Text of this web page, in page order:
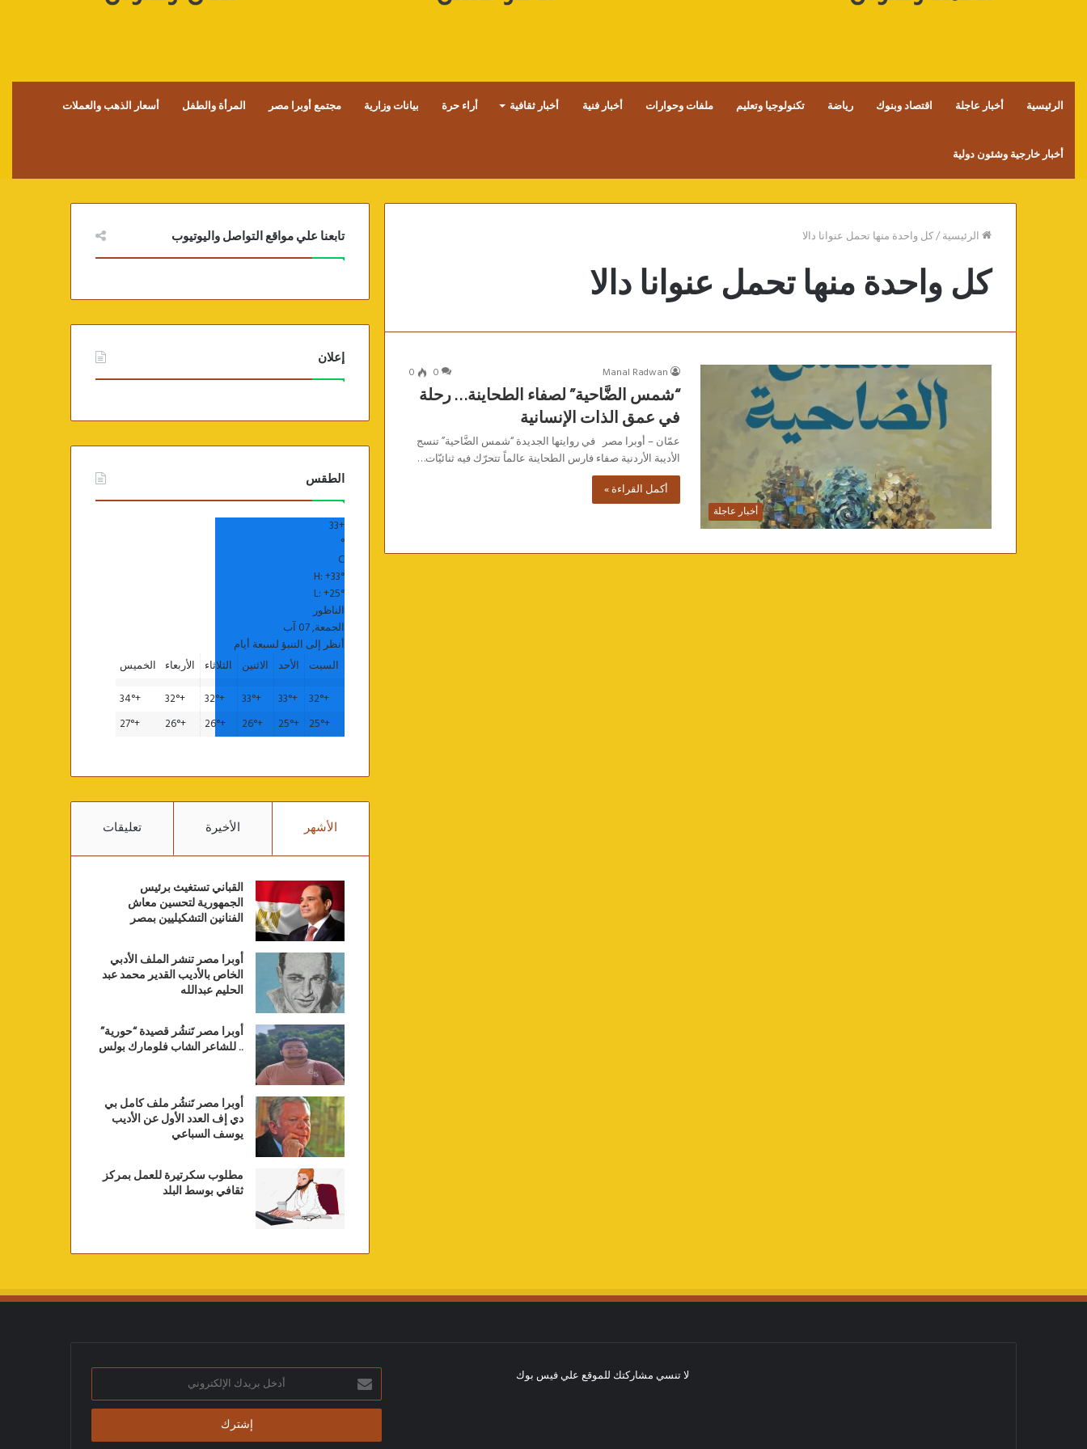
الرئيسية أخبار عاجلة اقتصاد وبنوك رياضة تكنولوجيا وتعليم ملفات وحوارات أخبار فنية أخبار ثقافية أراء حرة بيانات وزارية مجتمع أوبرا مصر المرأة والطفل أسعار الذهب والعملات
أخبار خارجية وشئون دولية
الرئيسية/كل واحدة منها تحمل عنوانا دالا
كل واحدة منها تحمل عنوانا دالا
أخبار عاجلة
Manal Radwan
0
0
“شمس الضَّاحية” لصفاء الطحاينة… رحلة
في عمق الذات الإنسانية
عمّان – أوبرا مصر في روايتها الجديدة “شمس الضَّاحية” تنسج
الأديبة الأردنية صفاء فارس الطحاينة عالماً تتحرّك فيه ثنائيّات…
أكمل القراءة »
تابعنا علي مواقع التواصل واليوتيوب
إعلان
الطقس
+
33
°
C
H:+33°
L:+25°
الناظور
الجمعة, 07 آب
أنظر إلى التنبؤ لسبعة أيام
السبت
الأحد الاثنين الثلاثاء الأربعاء
الخميس
+
32°
+
33°
+
33°
+
32°
+
32°
+
34°
+
25°
+
25°
+
26°
+
26°
+
26°
+
27°
الأشهر الأخيرة تعليقات
القباني تستغيث برئيس
الجمهورية لتحسين معاش
الفنانين التشكيليين بمصر
أوبرا مصر تنشر الملف الأدبي
الخاص بالأديب القدير محمد عبد
الحليم عبدالله
أوبرا مصر تَنشُر قصيدة “حورية”
.. للشاعر الشاب فلومارك بولس
أوبرا مصر تَنشُر ملف كامل بي
دي إف العدد الأول عن الأديب
يوسف السباعي
مطلوب سكرتيرة للعمل بمركز
ثقافي بوسط البلد
لا تنسي مشاركتك للموقع علي فيس بوك
أدخل
بريدك
الإلكتروني